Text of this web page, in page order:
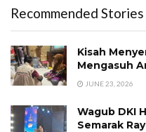
Recommended Stories
Kisah
Mengasuh
JUNE 23, 2026
Wagub DKI
Semarak